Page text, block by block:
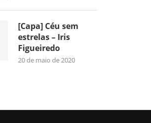
[Capa] Céu sem
estrelas – Iris
Figueiredo
20 de maio de 2020